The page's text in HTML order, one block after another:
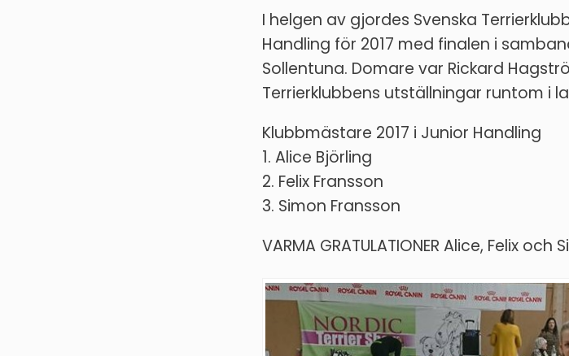
I helgen av gjordes Svenska
Handling för 2017 med finalen i
Sollentuna. Domare var Rickard
Terrierklubbens utställningar runtom i
Klubbmästare 2017 i Junior Handling
1. Alice Björling
2. Felix Fransson
3. Simon Fransson
VARMA GRATULATIONER Alice, Felix och